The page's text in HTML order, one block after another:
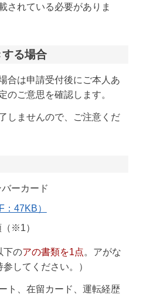
されている必要がありま
る場合
合は申請受付後にご本人あ
のご意思を確認します。
しませんので、ご注意くだ
ーカード
47KB）
※1）
下のアの書類を1点。アがな
参してください。）
ト、在留カード、運転経歴